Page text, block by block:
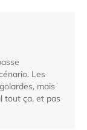
Les
mais
tout ça, et pas